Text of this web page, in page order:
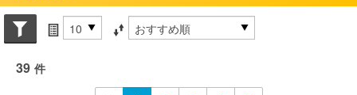
Search conditions
件数 並び替え条件
39 件